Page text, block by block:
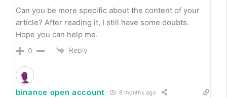
Can you be more specific about the content of your
article? After reading it, I still have some doubts.
Hope you can help me.
0 Reply
binance open account 8 months ago